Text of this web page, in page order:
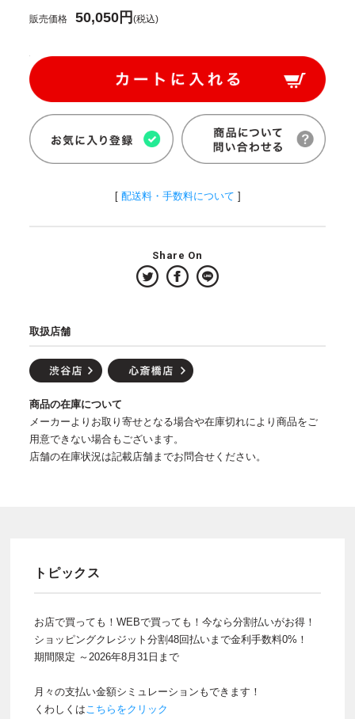
販売価格 50,050円(税込)
[ 配送料・手数料について ]
Share On
取扱店舗
商品の在庫について
メーカーよりお取り寄せとなる場合や在庫切れにより商品をご
用意できない場合もございます。
店舗の在庫状況は記載店舗までお問合せください。
トピックス
お店で買っても！WEBで買っても！今なら分割払いがお得！
ショッピングクレジット分割48回払いまで金利手数料0%！
期間限定 ～2026年8月31日まで
月々の支払い金額シミュレーションもできます！
くわしくはこちらをクリック